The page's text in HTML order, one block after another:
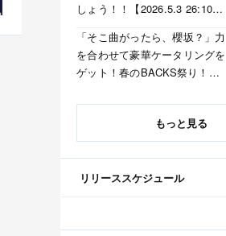
しょう！！【2026.5.3 26:10〜
「そこ曲がったら、櫻坂？」力
を合わせて豪華ケータリングを
ゲット！春のBACKS祭り！
京】
もっと見る
リリーススケジュール